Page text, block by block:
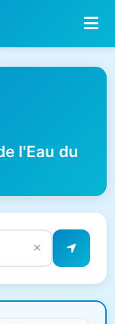
l'Eau du
✕